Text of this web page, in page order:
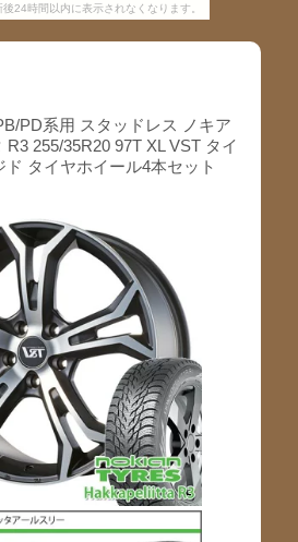
24時間以内に表示されなくなります。
PD系用 スタッドレス ノキア
R3 255/35R20 97T XL VST タイ
ド タイヤホイール4本セット